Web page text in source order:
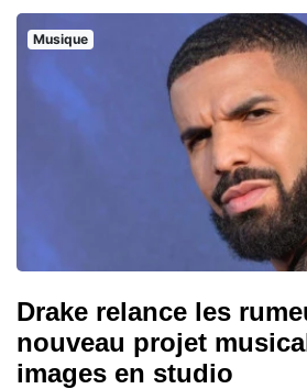
Musique
Drake relance les
nouveau projet
images en studio